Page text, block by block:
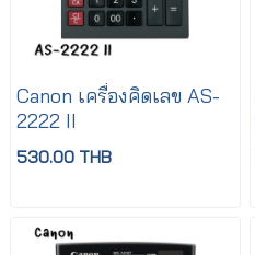
Canon เครื่องคิดเลข AS-
2222 II
530.00 THB